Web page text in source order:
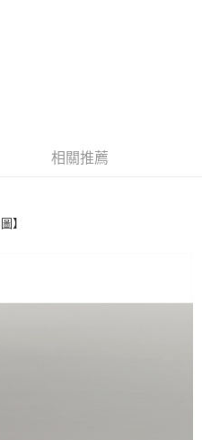
」後，將跳轉至「AFTEE先享後付」
即可完成結帳。
簡訊。
此簡訊中的連結，可透過四大超商／
方視為交易完成。
費，但若您需要取消訂單，請聯絡
單仍視為有效，需透過AFTEE先享
免運費
運費
運費
相關推薦
】